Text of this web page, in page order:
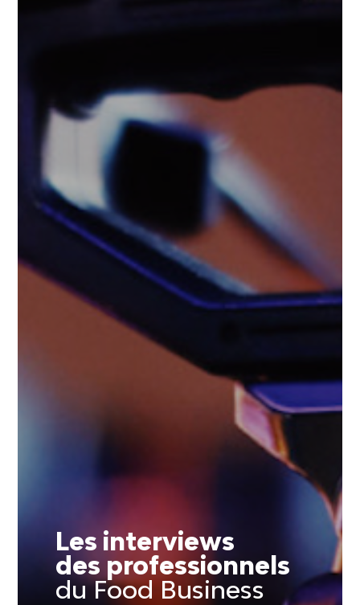
Les interviews
des professionnels
du Food Business